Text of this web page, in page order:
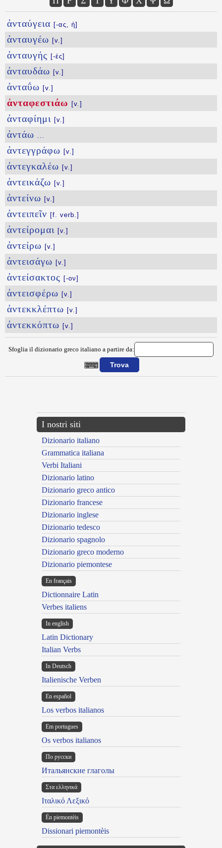
ἀνταύγεια [-ας, ἡ]
ἀνταυγέω [v.]
ἀνταυγής [-ές]
ἀνταυδάω [v.]
ἀνταΰω [v.]
ἀνταφεστιάω [v.]
ἀνταφίημι [v.]
ἀντάω ...
ἀντεγγράφω [v.]
ἀντεγκαλέω [v.]
ἀντεικάζω [v.]
ἀντείνω [v.]
ἀντειπεῖν [f. verb.]
ἀντείρομαι [v.]
ἀντείρω [v.]
ἀντεισάγω [v.]
ἀντείσακτος [-ον]
ἀντεισφέρω [v.]
ἀντεκκλέπτω [v.]
ἀντεκκόπτω [v.]
Sfoglia il dizionario greco italiano a partire da:
I nostri siti
Dizionario italiano
Grammatica italiana
Verbi Italiani
Dizionario latino
Dizionario greco antico
Dizionario francese
Dizionario inglese
Dizionario tedesco
Dizionario spagnolo
Dizionario greco moderno
Dizionario piemontese
En français
Dictionnaire Latin
Verbes italiens
In english
Latin Dictionary
Italian Verbs
In Deutsch
Italienische Verben
En español
Los verbos italianos
Em portugues
Os verbos italianos
По русски
Итальянские глаголы
Στα ελληνικά
Ιταλικό Λεξικό
Ën piemontèis
Dissionari piemontèis